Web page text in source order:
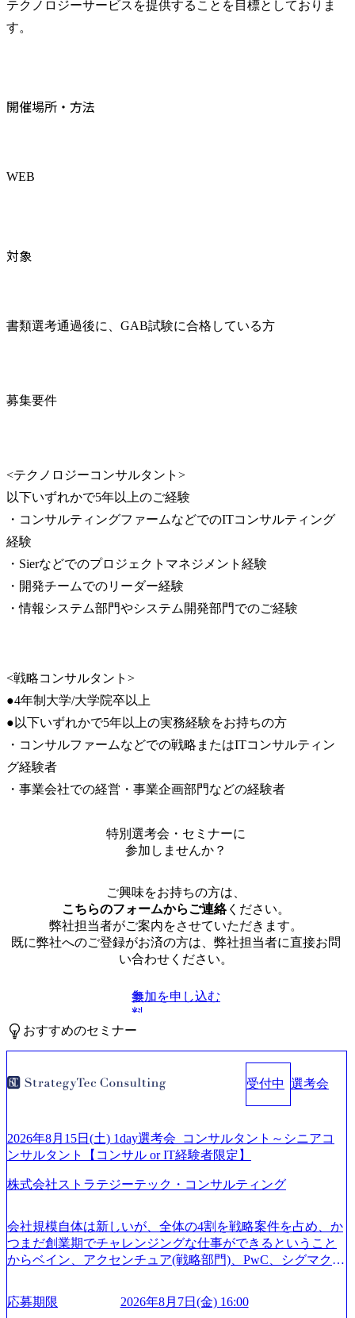
テクノロジーサービスを提供することを目標としておりま
す。
開催場所・方法
WEB
対象
書類選考通過後に、GAB試験に合格している方
募集要件
<テクノロジーコンサルタント>
以下いずれかで5年以上のご経験
・コンサルティングファームなどでのITコンサルティング
経験
・Sierなどでのプロジェクトマネジメント経験
・開発チームでのリーダー経験
・情報システム部門やシステム開発部門でのご経験
<戦略コンサルタント>
●4年制大学/大学院卒以上
●以下いずれかで5年以上の実務経験をお持ちの方
・コンサルファームなどでの戦略またはITコンサルティン
グ経験者
・事業会社での経営・事業企画部門などの経験者
特別選考会・セミナーに
参加しませんか？
ご興味をお持ちの方は、
こちらのフォームからご連絡ください。
弊社担当者がご案内をさせていただきます。
既に弊社へのご登録がお済の方は、弊社担当者に直接お問
い合わせください。
無
料
参加を申し込む
おすすめのセミナー
受付中 選考会
2026年8月15日(土) 1day選考会_コンサルタント～シニアコ
ンサルタント【コンサル or IT経験者限定】
株式会社ストラテジーテック・コンサルティング
会社規模自体は新しいが、全体の4割を戦略案件を占め、か
つまだ創業期でチャレンジングな仕事ができるということ
からベイン、アクセンチュア(戦略部門)、PwC、シグマクシ
が続々ジョインするピュアな戦略を伸ばす新興ファーム。
事業会社機能へ携われる可能性※SaaSプロダクト、地方創
応募期限
2026年8月7日(金) 16:00